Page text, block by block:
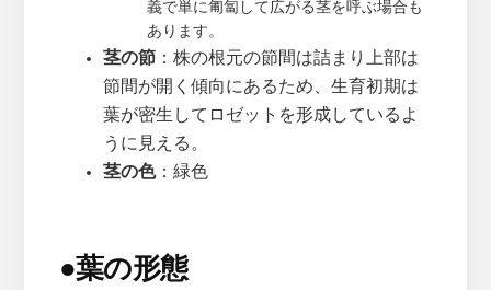
義で単に匍匐して広がる茎を呼ぶ場合も
あります。
茎の節：株の根元の節間は詰まり上部は
節間が開く傾向にあるため、生育初期は
葉が密生してロゼットを形成しているよ
うに見える。
茎の色：緑色
●葉の形態